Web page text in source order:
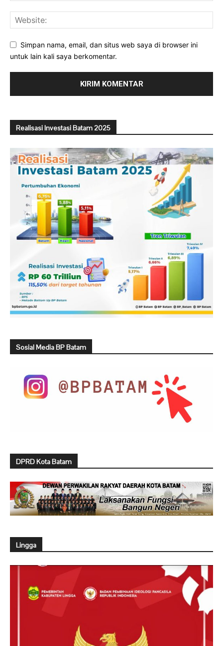
Simpan nama, email, dan situs web saya di browser ini
untuk lain kali saya berkomentar.
Realisasi Investasi Batam 2025
Sosial Media BP Batam
DPRD Kota Batam
Lingga